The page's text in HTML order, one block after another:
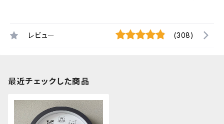
レビュー (308)
最近チェックした商品